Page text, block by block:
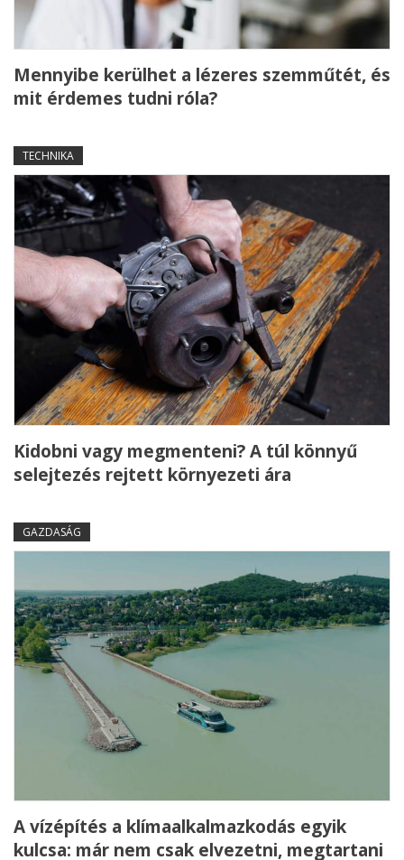
Mennyibe kerülhet a lézeres szemműtét, és
mit érdemes tudni róla?
TECHNIKA
Kidobni vagy megmenteni? A túl könnyű
selejtezés rejtett környezeti ára
GAZDASÁG
A vízépítés a klímaalkalmazkodás egyik
kulcsa: már nem csak elvezetni, megtartani